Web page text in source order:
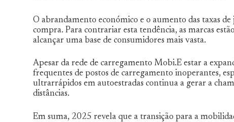
O abrandamento económico e o aumento das taxas
compra. Para contrariar esta tendência, as marcas
alcançar uma base de consumidores mais vasta.
Apesar da rede de carregamento Mobi.E estar a
frequentes de postos de carregamento inoperantes,
ultrarrápidos em autoestradas continua a gerar a
distâncias.
Em suma, 2025 revela que a transição para a